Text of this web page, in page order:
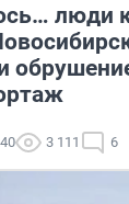
люди
3 111 6